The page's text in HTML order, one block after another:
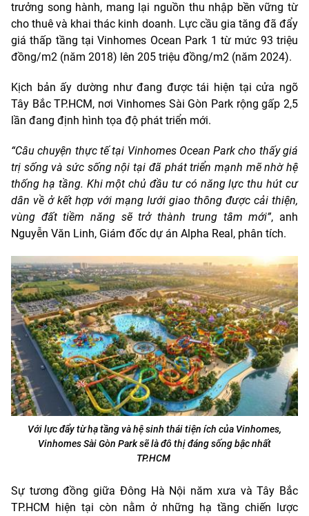
trưởng song hành, mang lại nguồn thu nhập bền vững từ
cho thuê và khai thác kinh doanh. Lực cầu gia tăng đã đẩy
giá thấp tầng tại Vinhomes Ocean Park 1 từ mức 93 triệu
đồng/m2 (năm 2018) lên 205 triệu đồng/m2 (năm 2024).
Kịch bản ấy dường như đang được tái hiện tại cửa ngõ
Tây Bắc TP.HCM, nơi Vinhomes Sài Gòn Park rộng gấp 2,5
lần đang định hình tọa độ phát triển mới.
“Câu chuyện thực tế tại Vinhomes Ocean Park cho thấy giá
trị sống và sức sống nội tại đã phát triển mạnh mẽ nhờ hệ
thống hạ tầng. Khi một chủ đầu tư có năng lực thu hút cư
dân về ở kết hợp với mạng lưới giao thông được cải thiện,
vùng đất tiềm năng sẽ trở thành trung tâm mới”, anh
Nguyễn Văn Linh, Giám đốc dự án Alpha Real, phân tích.
Với lực đẩy từ hạ tầng và hệ sinh thái tiện ích của Vinhomes,
Vinhomes Sài Gòn Park sẽ là đô thị đáng sống bậc nhất
TP.HCM
Sự tương đồng giữa Đông Hà Nội năm xưa và Tây Bắc
TP.HCM hiện tại còn nằm ở những hạ tầng chiến lược